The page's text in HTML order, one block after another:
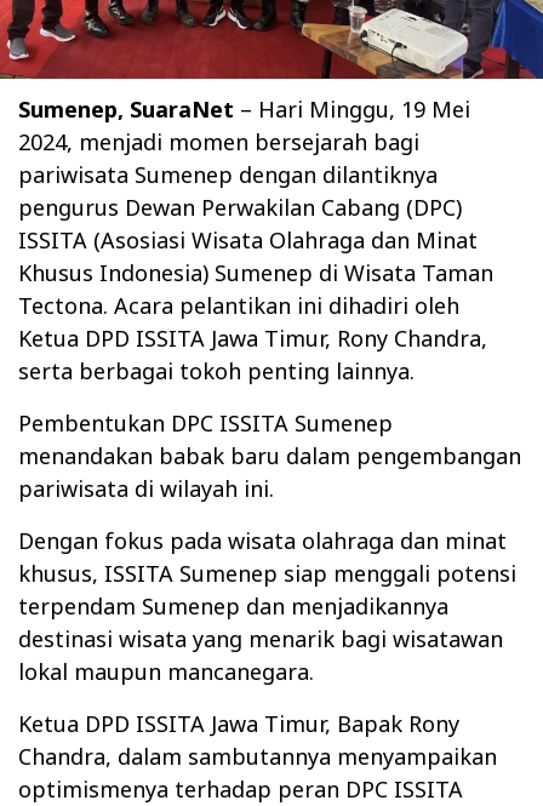
Sumenep, SuaraNet – Hari Minggu, 19 Mei
2024, menjadi momen bersejarah bagi
pariwisata Sumenep dengan dilantiknya
pengurus Dewan Perwakilan Cabang (DPC)
ISSITA (Asosiasi Wisata Olahraga dan Minat
Khusus Indonesia) Sumenep di Wisata Taman
Tectona. Acara pelantikan ini dihadiri oleh
Ketua DPD ISSITA Jawa Timur, Rony Chandra,
serta berbagai tokoh penting lainnya.
Pembentukan DPC ISSITA Sumenep
menandakan babak baru dalam pengembangan
pariwisata di wilayah ini.
Dengan fokus pada wisata olahraga dan minat
khusus, ISSITA Sumenep siap menggali potensi
terpendam Sumenep dan menjadikannya
destinasi wisata yang menarik bagi wisatawan
lokal maupun mancanegara.
Ketua DPD ISSITA Jawa Timur, Bapak Rony
Chandra, dalam sambutannya menyampaikan
optimismenya terhadap peran DPC ISSITA